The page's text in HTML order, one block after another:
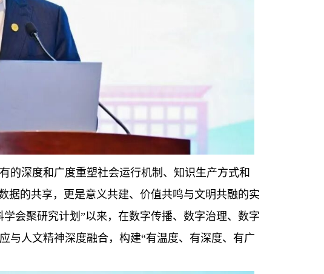
的深度和广度重塑社会运行机制、知识生产方式和
据的共享，更是意义共建、价值共鸣与文明共融的实
学会聚研究计划”以来，在数字传播、数字治理、数字
与人文精神深度融合，构建“有温度、有深度、有广